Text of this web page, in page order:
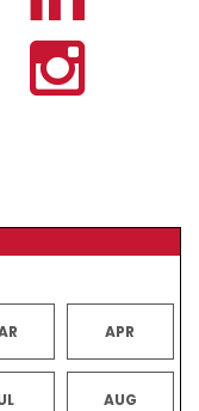
APR
AUG